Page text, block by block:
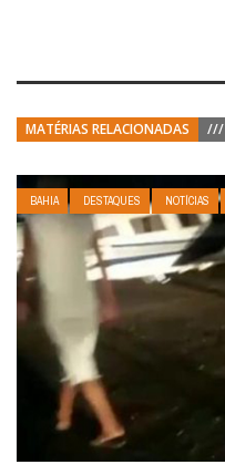
MATÉRIAS RELACIONADAS ///
BAHIA DESTAQUES NOTÍCIAS